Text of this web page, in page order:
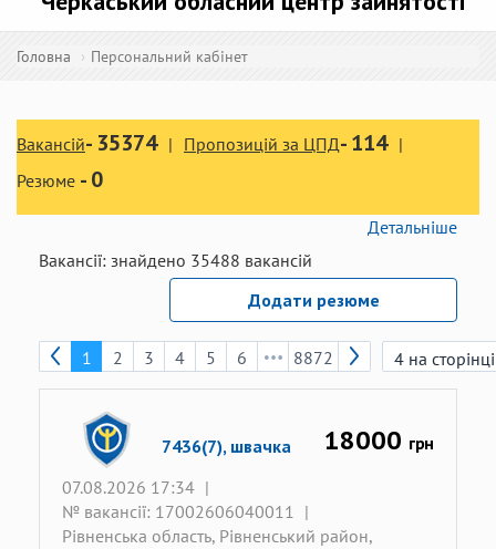
Головна Персональний кабінет
Вакансій- 35374 Пропозицій за ЦПД-114
Резюме -0
Детальніше
Вакансії: знайдено 35488 вакансій
Додати резюме
1 2 3 4 5 6 8872
7436(7), швачка 18000 грн
07.08.2026 17:34 |
№ вакансії: 17002606040011 |
Рівненська область, Рівненський район,